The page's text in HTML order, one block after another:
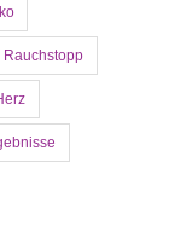
Rauchstopp